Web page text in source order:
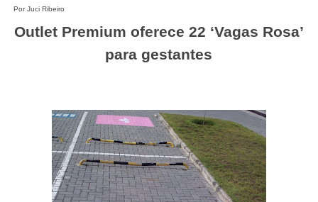
Por Juci Ribeiro
Outlet Premium oferece 22 ‘Vagas Rosa’
para gestantes